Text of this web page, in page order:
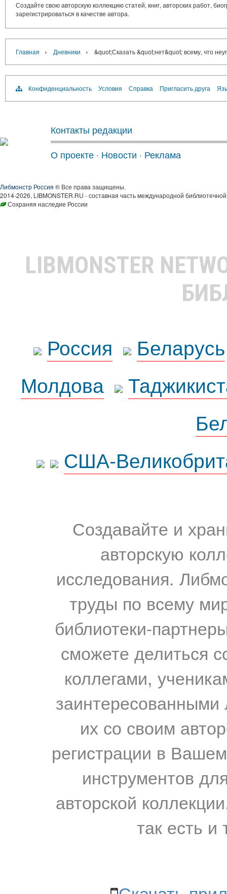
Создайте свою авторскую коллекцию статей, книг, авторских работ,
зарегистрироваться в качестве автора.
Главная › Дневники › &quot;Сказать &quot;нет&quot; всему, что
Конфиденциальность Условия Справка Пригласить друга
Контакты редакции
О проекте · Новости · Реклама
Либмонстр Россия ® Все права защищены.
2014-2026, LIBMONSTER.RU - составная часть международной
Сохраняя наследие России
LIBMONSTER
Россия
Беларусь
Молдова
США-
Создавайте и
авторскую
исследования.
труды по всему
библиотеки-
сможете делиться
коллегами,
их со своим
регистрации в
инструментов
авторской
так есть и